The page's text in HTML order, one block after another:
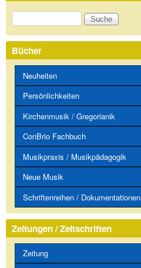
Suche
Bücher
Neuheiten
Persönlichkeiten
Kirchenmusik / Gregorianik
ConBrio Fachbuch
Musikpraxis / Musikpädagogik
Neue Musik
Schriftenreihen / Dokumentationen
Zeitungen / Zeitschriften
Zeitung